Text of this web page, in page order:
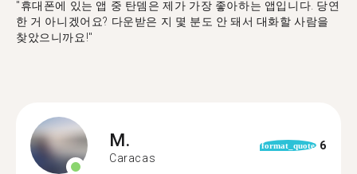
"휴대폰에 있는 앱 중 탄뎀은 제가 가장 좋아하는 앱입니다. 당연
한 거 아니겠어요? 다운받은 지 몇 분도 안 돼서 대화할 사람을
찾았으니까요!"
M.
Caracas
format_quote 6